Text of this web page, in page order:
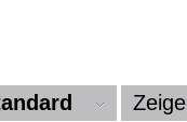
Zeige